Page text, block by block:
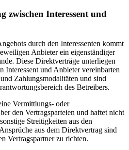
zwischen Interessent und
durch den Interessenten kommt
Anbieter ein eigenständiger
Diese Direktverträge unterliegen
Interessent und Anbieter vereinbarten
Zahlungsmodalitäten und sind
des Betreibers.
Vermittlungs- oder
den Vertragsparteien und haftet nicht
Streitigkeiten aus den
aus dem Direktvertrag sind
Vertragspartner zu richten.